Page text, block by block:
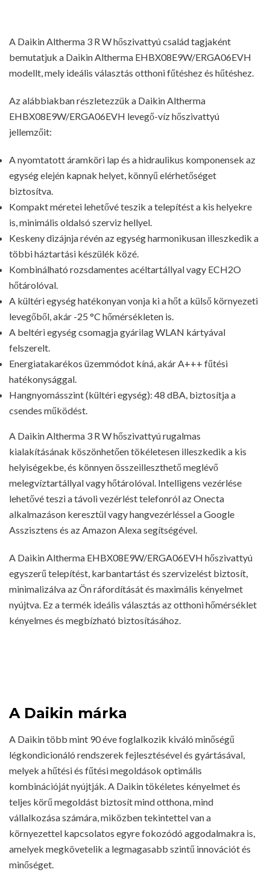
A Daikin Altherma 3 R W hőszivattyú család tagjaként
bemutatjuk a Daikin Altherma EHBX08E9W/ERGA06EVH
modellt, mely ideális választás otthoni fűtéshez és hűtéshez.
Az alábbiakban részletezzük a Daikin Altherma
EHBX08E9W/ERGA06EVH levegő-víz hőszivattyú
jellemzőit:
A nyomtatott áramköri lap és a hidraulikus komponensek az
egység elején kapnak helyet, könnyű elérhetőséget
biztosítva.
Kompakt méretei lehetővé teszik a telepítést a kis helyekre
is, minimális oldalsó szerviz hellyel.
Keskeny dizájnja révén az egység harmonikusan illeszkedik a
többi háztartási készülék közé.
Kombinálható rozsdamentes acéltartállyal vagy ECH2O
hőtárolóval.
A kültéri egység hatékonyan vonja ki a hőt a külső környezeti
levegőből, akár -25 °C hőmérsékleten is.
A beltéri egység csomagja gyárilag WLAN kártyával
felszerelt.
Energiatakarékos üzemmódot kíná, akár A+++ fűtési
hatékonysággal.
Hangnyomásszint (kültéri egység): 48 dBA, biztosítja a
csendes működést.
A Daikin Altherma 3 R W hőszivattyú rugalmas
kialakításának köszönhetően tökéletesen illeszkedik a kis
helyiségekbe, és könnyen összeilleszthető meglévő
melegvíztartállyal vagy hőtárolóval. Intelligens vezérlése
lehetővé teszi a távoli vezérlést telefonról az Onecta
alkalmazáson keresztül vagy hangvezérléssel a Google
Asszisztens és az Amazon Alexa segítségével.
A Daikin Altherma EHBX08E9W/ERGA06EVH hőszivattyú
egyszerű telepítést, karbantartást és szervizelést biztosít,
minimalizálva az Ön ráfordítását és maximális kényelmet
nyújtva. Ez a termék ideális választás az otthoni hőmérséklet
kényelmes és megbízható biztosításához.
A Daikin márka
A Daikin több mint 90 éve foglalkozik kiváló minőségű
légkondicionáló rendszerek fejlesztésével és gyártásával,
melyek a hűtési és fűtési megoldások optimális
kombinációját nyújtják. A Daikin tökéletes kényelmet és
teljes körű megoldást biztosít mind otthona, mind
vállalkozása számára, miközben tekintettel van a
környezettel kapcsolatos egyre fokozódó aggodalmakra is,
amelyek megkövetelik a legmagasabb szintű innovációt és
minőséget.